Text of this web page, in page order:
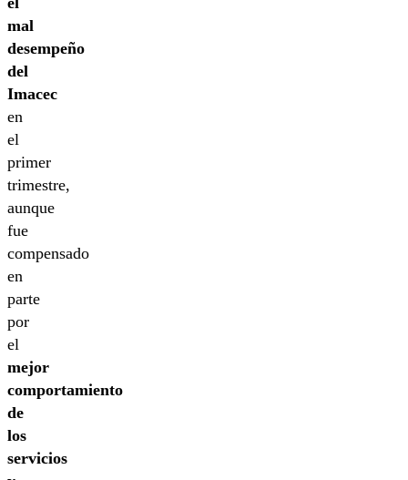
mal
desempeño
del
Imacec
en
el
primer
trimestre,
aunque
fue
compensado
en
parte
por
el
mejor
comportamiento
de
los
servicios